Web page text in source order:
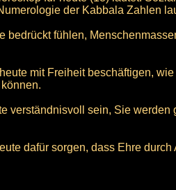
der Kabbala Zahlen
bedrückt fühlen,
mit Freiheit beschäftigen,
verständnisvoll sein, Sie werden
dafür sorgen, dass Ehre durch